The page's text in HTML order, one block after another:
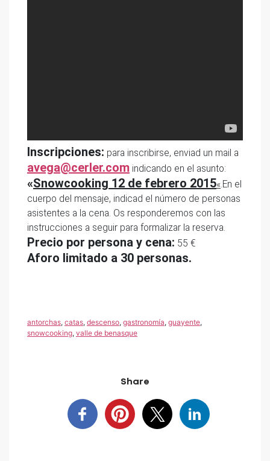
Inscripciones: para inscribirse, enviad un mail a
avega@cerler.com indicando en el asunto:
«Snowcooking 12 de febrero 2015«.En el
cuerpo del mensaje, indicad el número de personas
asistentes a la cena. Os responderemos con las
instrucciones a seguir para formalizar la reserva.
Precio por persona y cena: 55 €
Aforo limitado a 30 personas.
antorchas, catas, descenso, gastronomía, guayente,
snowcooking, valle de benasque
Share